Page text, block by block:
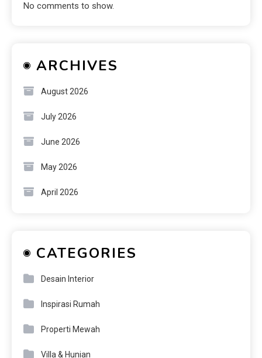
No comments to show.
ARCHIVES
August 2026
July 2026
June 2026
May 2026
April 2026
CATEGORIES
Desain Interior
Inspirasi Rumah
Properti Mewah
Villa & Hunian